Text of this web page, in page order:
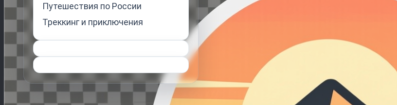
Путешествия по России
Треккинг и приключения